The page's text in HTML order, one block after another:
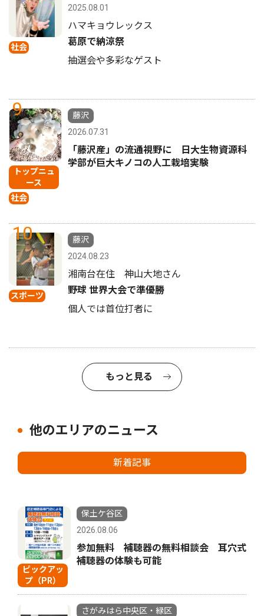
社会
2025.08.01
ハマキョウレックス
葛原で納涼祭
抽選会や多彩なゲスト
9
トップニュ
ース
社会
藤沢
2026.07.31
「藤沢産」の流通視野に 日大生物資源科
学部が巨大キノコの人工栽培実験
10
スポーツ
藤沢
2024.08.23
湘南台在住 神山大地さん
野球 世界大会で準優勝
個人では首位打者に
もっと見る
他のエリアのニュース
新着記事
ピックアッ
プ（PR）
保土ケ谷区
2026.08.06
参加無料 補聴器の無料相談会 耳穴式
補聴器の体験も可能
さがみはら中央区・緑区